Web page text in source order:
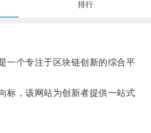
排行
个专注于区块链创新的综合平
，该网站为创新者提供一站式